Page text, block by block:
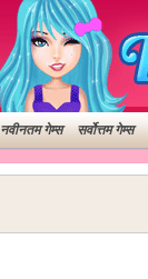
नवीनतम गेम्स सर्वोत्तम गेम्स